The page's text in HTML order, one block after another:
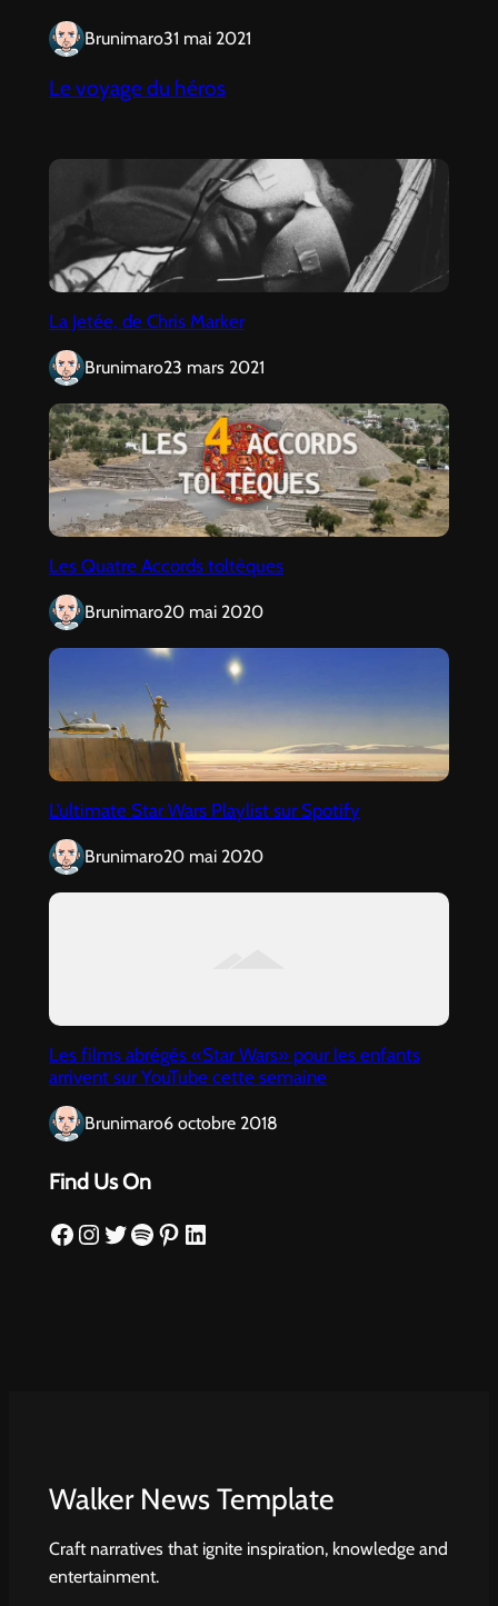
Brunimaro31 mai 2021
Le voyage du héros
La Jetée, de Chris Marker
Brunimaro23 mars 2021
Les Quatre Accords toltèques
Brunimaro20 mai 2020
L’ultimate Star Wars Playlist sur Spotify
Brunimaro20 mai 2020
Les films abrégés «Star Wars» pour les enfants
arrivent sur YouTube cette semaine
Brunimaro6 octobre 2018
Find Us On
Facebook Instagram Twitter Spotify Pinterest LinkedIn
Walker News Template
Craft narratives that ignite inspiration, knowledge and
entertainment.